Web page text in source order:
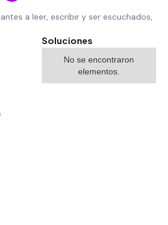
a leer, escribir y ser escuchados,
Soluciones
No se encontraron
elementos.